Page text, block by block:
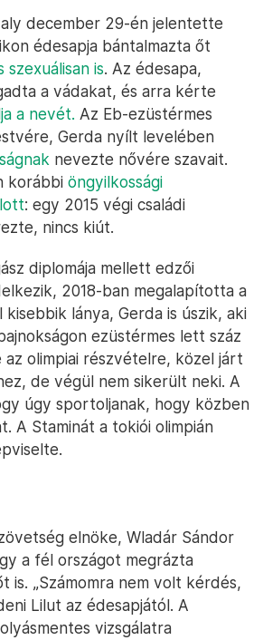
december 29-én jelentette
édesapja bántalmazta őt
is. Az édesapa,
a vádakat, és arra kérte
a nevét. Az Eb-ezüstérmes
Gerda nyílt levelében
nevezte nővére szavait.
korábbi öngyilkossági
: egy 2015 végi családi
nincs kiút.
diplomája mellett edzői
2018-ban megalapította a
kisebbik lánya, Gerda is úszik, aki
ezüstérmes lett száz
az olimpiai részvételre, közel járt
de végül nem sikerült neki. A
úgy sportoljanak, hogy közben
A Staminát a tokiói olimpián
elnöke, Wladár Sándor
a fél országot megrázta
is. „Számomra nem volt kérdés,
Lilut az édesapjától. A
vizsgálatra